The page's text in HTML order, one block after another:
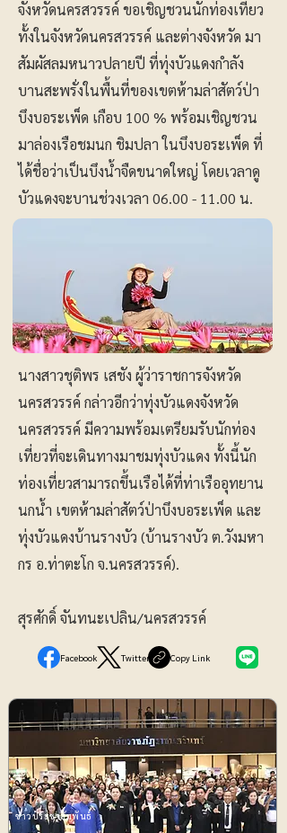
จังหวัดนครสวรรค์ ขอเชิญชวนนักท่องเที่ยว
ทั้งในจังหวัดนครสวรรค์ และต่างจังหวัด มา
สัมผัสลมหนาวปลายปี ที่ทุ่งบัวแดงกำลัง
บานสะพรั่งในพื้นที่ของเขตห้ามล่าสัตว์ป่า
บึงบอระเพ็ด เกือบ 100 % พร้อมเชิญชวน
มาล่องเรือชมนก ชิมปลา ในบึงบอระเพ็ด ที่
ได้ชื่อว่าเป็นบึงน้ำจืดขนาดใหญ่ โดยเวลาดู
บัวแดงจะบานช่วงเวลา 06.00 - 11.00 น.
นางสาวชุติพร เสชัง ผู้ว่าราชการจังหวัด
นครสวรรค์ กล่าวอีกว่าทุ่งบัวแดงจังหวัด
นครสวรรค์ มีความพร้อมเตรียมรับนักท่อง
เที่ยวที่จะเดินทางมาชมทุ่งบัวแดง ทั้งนี้นัก
ท่องเที่ยวสามารถขึ้นเรือได้ที่ท่าเรืออุทยาน
นกน้ำ เขตห้ามล่าสัตว์ป่าบึงบอระเพ็ด และ
ทุ่งบัวแดงบ้านรางบัว (บ้านรางบัว ต.วังมหา
กร อ.ท่าตะโก จ.นครสวรรค์).
สุรศักดิ์ จันทนะเปลิน/นครสวรรค์
Facebook Twitter Copy Link
ข่าวประชาสัมพันธ์